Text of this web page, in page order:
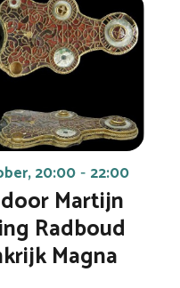
20:00 - 22:00
Martijn
Radboud
Magna